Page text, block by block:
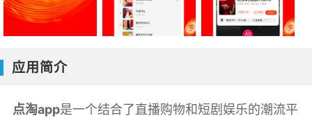
应用简介
点淘app是一个结合了直播购物和短剧娱乐的潮流平